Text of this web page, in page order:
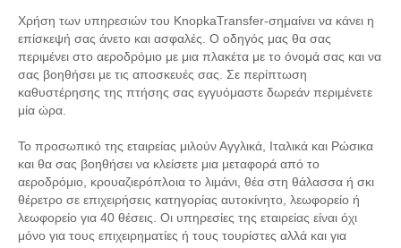
Χρήση των υπηρεσιών του KnopkaTransfer-σημαίνει να κάνει η
επίσκεψή σας άνετο και ασφαλές. Ο οδηγός μας θα σας
περιμένει στο αεροδρόμιο με μια πλακέτα με το όνομά σας και να
σας βοηθήσει με τις αποσκευές σας. Σε περίπτωση
καθυστέρησης της πτήσης σας εγγυόμαστε δωρεάν περιμένετε
μία ώρα.
Το προσωπικό της εταιρείας μιλούν Αγγλικά, Ιταλικά και Ρώσικα
και θα σας βοηθήσει να κλείσετε μια μεταφορά από το
αεροδρόμιο, κρουαζιερόπλοια το λιμάνι, θέα στη θάλασσα ή σκι
θέρετρο σε επιχειρήσεις κατηγορίας αυτοκίνητο, λεωφορείο ή
λεωφορείο για 40 θέσεις. Οι υπηρεσίες της εταιρείας είναι όχι
μόνο για τους επιχειρηματίες ή τους τουρίστες αλλά και για